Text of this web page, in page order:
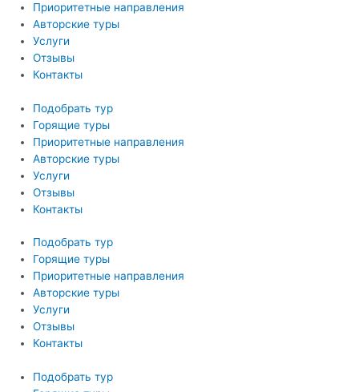
Приоритетные направления
Авторские туры
Услуги
Отзывы
Контакты
Подобрать тур
Горящие туры
Приоритетные направления
Авторские туры
Услуги
Отзывы
Контакты
Подобрать тур
Горящие туры
Приоритетные направления
Авторские туры
Услуги
Отзывы
Контакты
Подобрать тур